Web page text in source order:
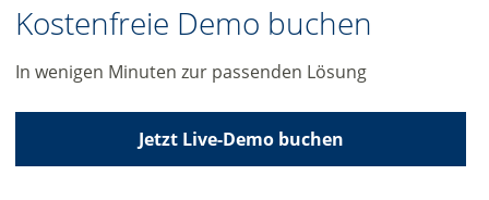
Kostenfreie Demo buchen
In wenigen Minuten zur passenden Lösung
Jetzt Live-Demo buchen